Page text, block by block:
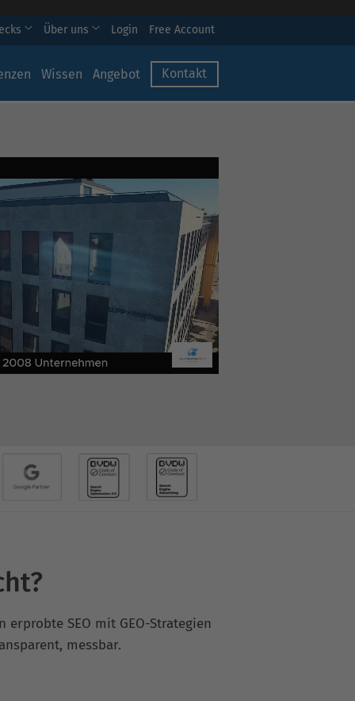
Über uns Login Free Account
Wissen Angebot Kontakt
SEO mit GEO-Strategien
messbar.